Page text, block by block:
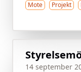
Mote Projekt
14 september